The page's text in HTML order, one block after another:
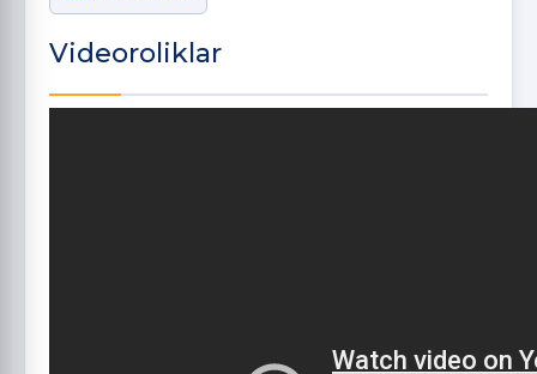
Videoroliklar